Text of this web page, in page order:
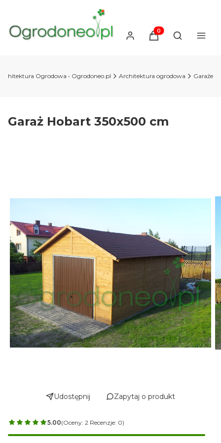
Produkty w
Otwórz
Ogrodowa • Ogrodoneo.pl Architektura ogrodowa Garaże
Garaż Hobart 350x500 cm
Udostępnij Zapytaj o produkt
5.00(Oceny: 2 Recenzje: 0)